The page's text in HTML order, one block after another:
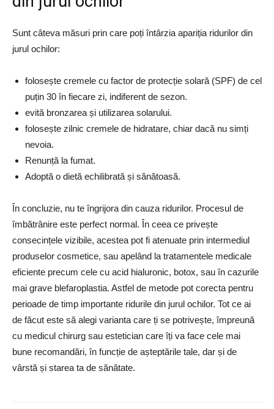
Sunt câteva măsuri prin care poți întârzia apariția ridurilor din
jurul ochilor:
folosește cremele cu factor de protecție solară (SPF) de cel
puțin 30 în fiecare zi, indiferent de sezon.
evită bronzarea și utilizarea solarului.
folosește zilnic cremele de hidratare, chiar dacă nu simți
nevoia.
Renunță la fumat.
Adoptă o dietă echilibrată și sănătoasă.
În concluzie, nu te îngrijora din cauza ridurilor. Procesul de
îmbătrânire este perfect normal. În ceea ce privește
consecințele vizibile, acestea pot fi atenuate prin intermediul
produselor cosmetice, sau apelând la tratamentele medicale
eficiente precum cele cu acid hialuronic, botox, sau în cazurile
mai grave blefaroplastia. Astfel de metode pot corecta pentru
perioade de timp importante ridurile din jurul ochilor. Tot ce ai
de făcut este să alegi varianta care ți se potrivește, împreună
cu medicul chirurg sau estetician care îți va face cele mai
bune recomandări, în funcție de așteptările tale, dar și de
vârstă și starea ta de sănătate.